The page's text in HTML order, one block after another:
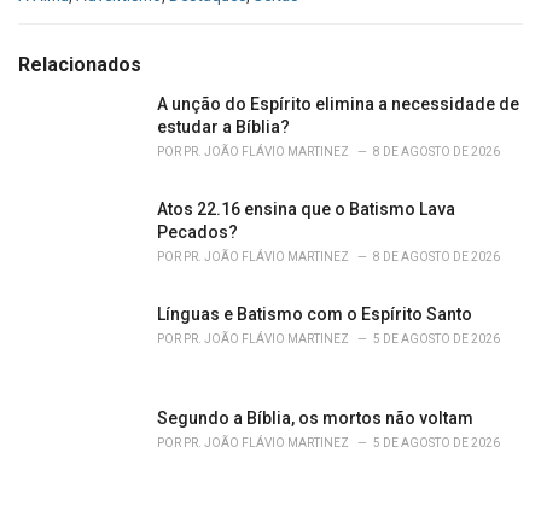
eRelacionados
A unção do Espírito elimina a necessidade de
estudar a Bíblia?
POR PR. JOÃO FLÁVIO MARTINEZ 8 DE AGOSTO DE 2026
Atos 22.16 ensina que o Batismo Lava
Pecados?
POR PR. JOÃO FLÁVIO MARTINEZ 8 DE AGOSTO DE 2026
Línguas e Batismo com o Espírito Santo
POR PR. JOÃO FLÁVIO MARTINEZ 5 DE AGOSTO DE 2026
Segundo a Bíblia, os mortos não voltam
POR PR. JOÃO FLÁVIO MARTINEZ 5 DE AGOSTO DE 2026